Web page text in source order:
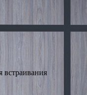
встраивания